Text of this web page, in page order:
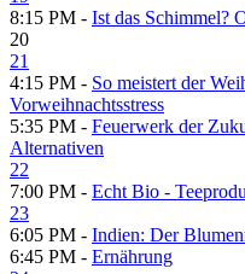
8:15 PM - Ist das Schimmel?
20
21
4:15 PM - So meistert der
Vorweihnachtsstress
5:35 PM - Feuerwerk der
Alternativen
22
7:00 PM - Echt Bio -
23
6:05 PM - Indien: Der
6:45 PM - Ernährung